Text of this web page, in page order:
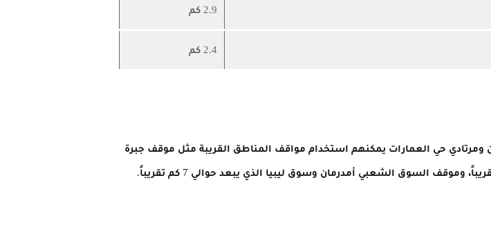
2.9 كم
2.4 كم
ومرتادي حي العمارات يمكنهم استخدام مواقف المناطق القريبة مثل موقف جبرة